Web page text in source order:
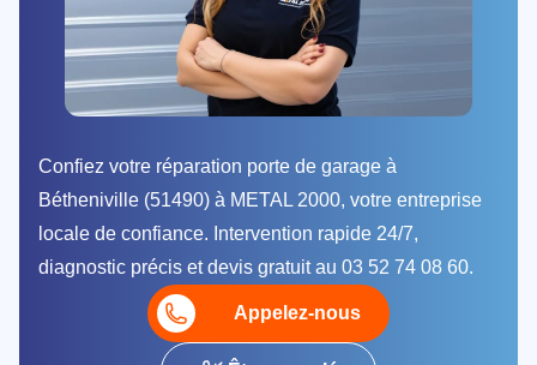
Confiez votre réparation porte de garage à
Bétheniville (51490) à METAL 2000, votre entreprise
locale de confiance. Intervention rapide 24/7,
diagnostic précis et devis gratuit au 03 52 74 08 60.
Appelez-nous